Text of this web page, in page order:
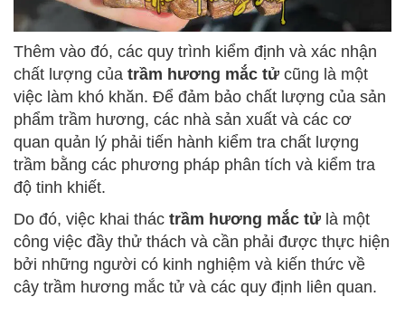
Thêm vào đó, các quy trình kiểm định và xác nhận
chất lượng của trầm hương mắc tử cũng là một
việc làm khó khăn. Để đảm bảo chất lượng của sản
phẩm trầm hương, các nhà sản xuất và các cơ
quan quản lý phải tiến hành kiểm tra chất lượng
trầm bằng các phương pháp phân tích và kiểm tra
độ tinh khiết.
Do đó, việc khai thác trầm hương mắc tử là một
công việc đầy thử thách và cần phải được thực hiện
bởi những người có kinh nghiệm và kiến thức về
cây trầm hương mắc tử và các quy định liên quan.